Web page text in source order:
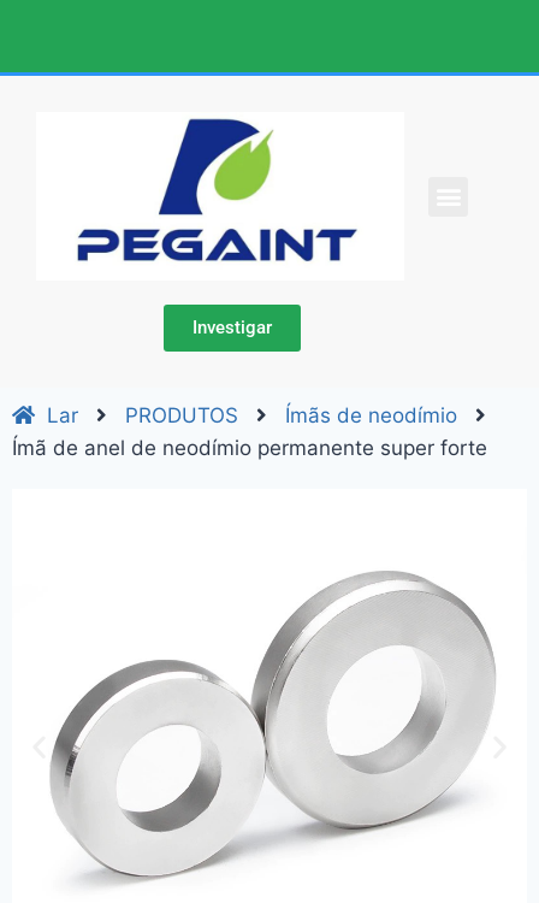
Investigar
Lar PRODUTOS
Ímãs de neodímio
Ímã de anel de neodímio permanente super forte